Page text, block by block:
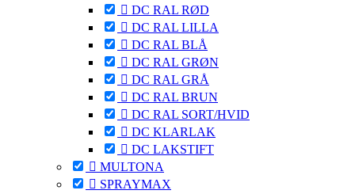
 DC RAL RØD
 DC RAL LILLA
 DC RAL BLÅ
 DC RAL GRØN
 DC RAL GRÅ
 DC RAL BRUN
 DC RAL SORT/HVID
 DC KLARLAK
 DC LAKSTIFT
 MULTONA
 SPRAYMAX